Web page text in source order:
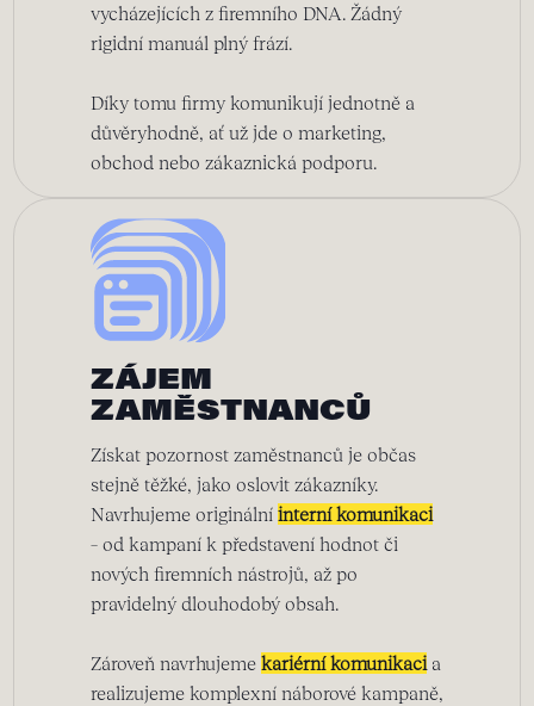
vycházejících z firemního DNA. Žádný
rigidní manuál plný frází.
Díky tomu firmy komunikují jednotně a
důvěryhodně, ať už jde o marketing,
obchod nebo zákaznická podporu.
ZÁJEM
ZAMĚSTNANCŮ
Získat pozornost zaměstnanců je občas
stejně těžké, jako oslovit zákazníky.
Navrhujeme originální interní komunikaci
– od kampaní k představení hodnot či
nových firemních nástrojů, až po
pravidelný dlouhodobý obsah.
Zároveň navrhujeme kariérní komunikaci a
realizujeme komplexní náborové kampaně,